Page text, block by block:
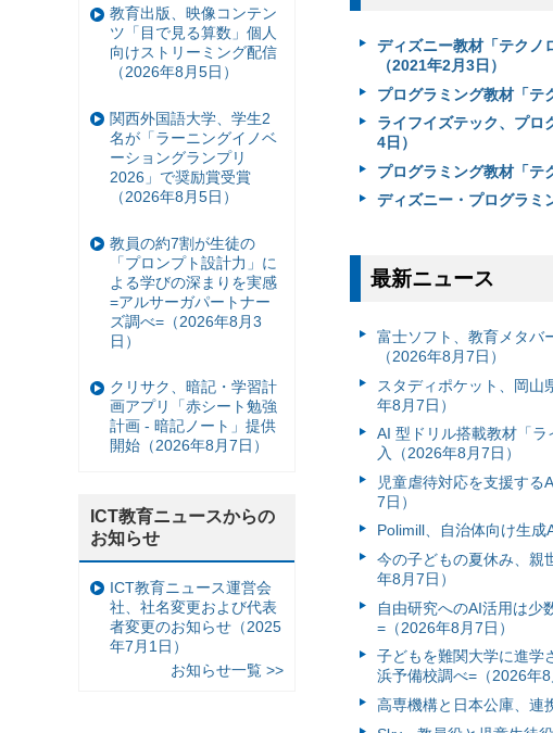
ディズニー教材「テクノ
（2021年2月3日）
プログラミング教材「テ
ライフイズテック、プロ
4日）
プログラミング教材「テ
ディズニー・プログラミ
最新ニュース
富⼠ソフト、教育メタバ
（2026年8月7日）
スタディポケット、岡山
年8月7日）
AI 型ドリル搭載教材「
入（2026年8月7日）
児童虐待対応を支援する
7日）
Polimill、自治体向け生成
今の子どもの夏休み、親
年8月7日）
自由研究へのAI活用は少
=（2026年8月7日）
子どもを難関大学に進学
浜予備校調べ=（2026年8
高専機構と日本公庫、連
教育出版、映像コンテン
ツ「目で見る算数」個人
向けストリーミング配信
（2026年8月5日）
関西外国語大学、学生2
名が「ラーニングイノベ
ーショングランプリ
2026」で奨励賞受賞
（2026年8月5日）
教員の約7割が生徒の
「プロンプト設計力」に
よる学びの深まりを実感
=アルサーガパートナー
ズ調べ=（2026年8月3
日）
クリサク、暗記・学習計
画アプリ「赤シート勉強
計画 - 暗記ノート」提供
開始（2026年8月7日）
ICT教育ニュースからの
お知らせ
ICT教育ニュース運営会
社、社名変更および代表
者変更のお知らせ（2025
年7月1日）
お知らせ一覧 >>